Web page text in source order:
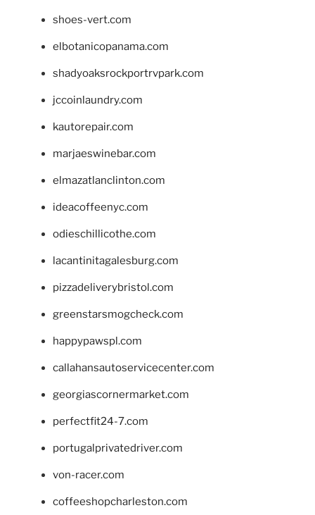
shoes-vert.com
elbotanicopanama.com
shadyoaksrockportrvpark.com
jccoinlaundry.com
kautorepair.com
marjaeswinebar.com
elmazatlanclinton.com
ideacoffeenyc.com
odieschillicothe.com
lacantinitagalesburg.com
pizzadeliverybristol.com
greenstarsmogcheck.com
happypawspl.com
callahansautoservicecenter.com
georgiascornermarket.com
perfectfit24-7.com
portugalprivatedriver.com
von-racer.com
coffeeshopcharleston.com